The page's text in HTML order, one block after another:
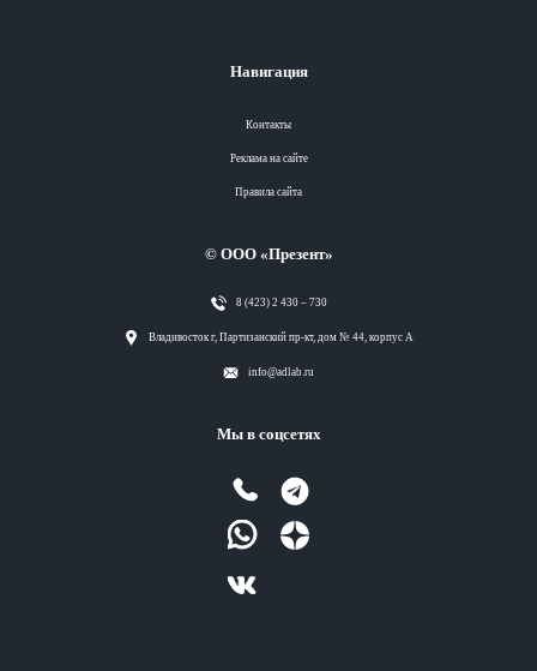
Навигация
Контакты
Реклама на сайте
Правила сайта
© ООО «Презент»
8 (423) 2 430 – 730
Владивосток г, Партизанский пр-кт, дом № 44, корпус А
info@adlab.ru
Мы в соцсетях